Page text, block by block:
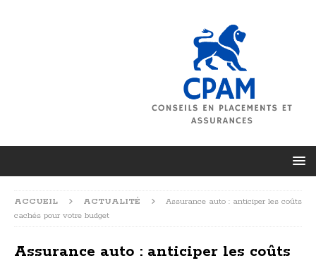
ACCUEIL ACTUALITÉ
Assurance auto : anticiper les coûts
cachés pour votre budget
Assurance auto : anticiper les coûts